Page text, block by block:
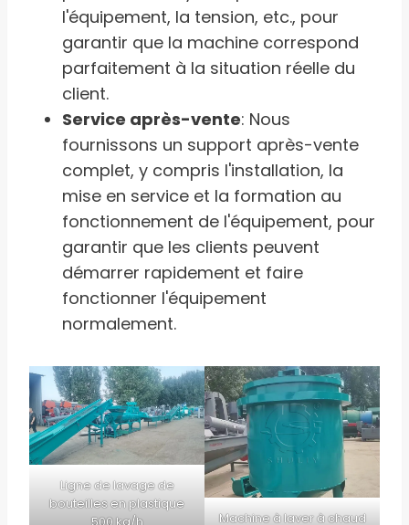
l'équipement, la tension, etc., pour
garantir que la machine correspond
parfaitement à la situation réelle du
client.
Service après-vente: Nous
fournissons un support après-vente
complet, y compris l'installation, la
mise en service et la formation au
fonctionnement de l'équipement, pour
garantir que les clients peuvent
démarrer rapidement et faire
fonctionner l'équipement
normalement.
Ligne de lavage de
bouteilles en plastique
Machine à laver à chaud